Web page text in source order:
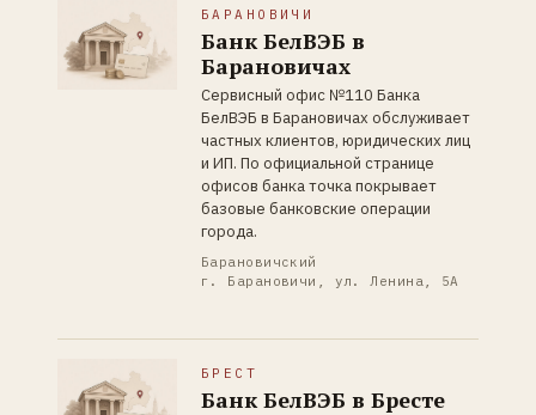
БАРАНОВИЧИ
Банк БелВЭБ в
Барановичах
Сервисный офис №110 Банка
БелВЭБ в Барановичах обслуживает
частных клиентов, юридических лиц
и ИП. По официальной странице
офисов банка точка покрывает
базовые банковские операции
города.
Барановичский
г. Барановичи, ул. Ленина, 5А
БРЕСТ
Банк БелВЭБ в Бресте